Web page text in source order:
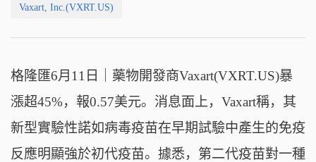
Vaxart, Inc.(VXRT.US)
格隆匯6月11日｜藥物開發商Vaxart(VXRT.US)暴
漲超45%，報0.57美元。消息面上，Vaxart稱，其
新型實驗性諾如病毒疫苗在早期試驗中產生的免疫
反應明顯強於初代疫苗。據悉，第二代疫苗對一種